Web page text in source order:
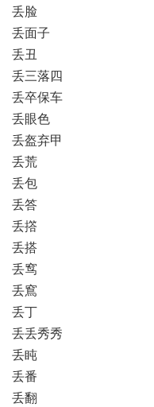
丢脸
丢面子
丢丑
丢三落四
丢卒保车
丢眼色
丢盔弃甲
丢荒
丢包
丢答
丢撘
丢搭
丢窎
丢窵
丢丁
丢丢秀秀
丢盹
丢番
丢翻